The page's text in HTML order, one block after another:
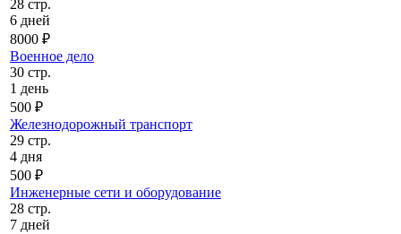
28 стр.
6 дней
8000 ₽
Военное дело
30 стр.
1 день
500 ₽
Железнодорожный транспорт
29 стр.
4 дня
500 ₽
Инженерные сети и оборудование
28 стр.
7 дней